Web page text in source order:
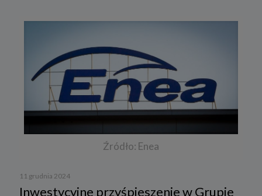
Źródło: Enea
11 grudnia 2024
Inwestycyjne przyśpieszenie w Grupie